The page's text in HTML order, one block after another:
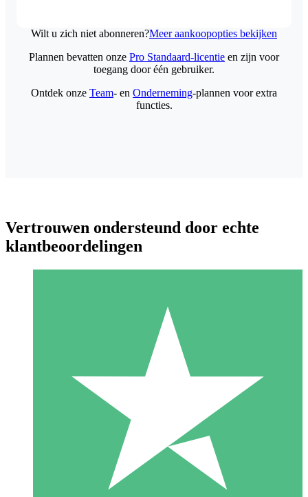
Wilt u zich niet abonneren?Meer aankoopopties bekijken
Individuele Creditpakketten
Betaal per gebruik met downloadtegoeden. Geen maandelijkse
1000
Plannen bevatten onze Pro Standaard-licentie en zijn voor
toegang door één gebruiker.
Ontdek onze Team- en Onderneming-plannen voor extra
functies.
Vertrouwen ondersteund door echte
klantbeoordelingen